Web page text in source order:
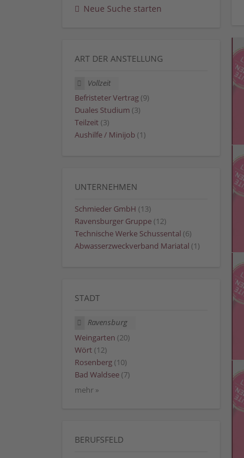
Neue Suche starten
ART DER ANSTELLUNG
Vollzeit
Befristeter Vertrag (9)
Duales Studium (3)
Teilzeit (3)
Aushilfe / Minijob (1)
UNTERNEHMEN
Schmieder GmbH (13)
Ravensburger Gruppe (12)
Technische Werke Schussental (6)
Abwasserzweckverband Mariatal (1)
STADT
Ravensburg
Weingarten (20)
Wört (12)
Rosenberg (10)
Bad Waldsee (7)
mehr »
BERUFSFELD